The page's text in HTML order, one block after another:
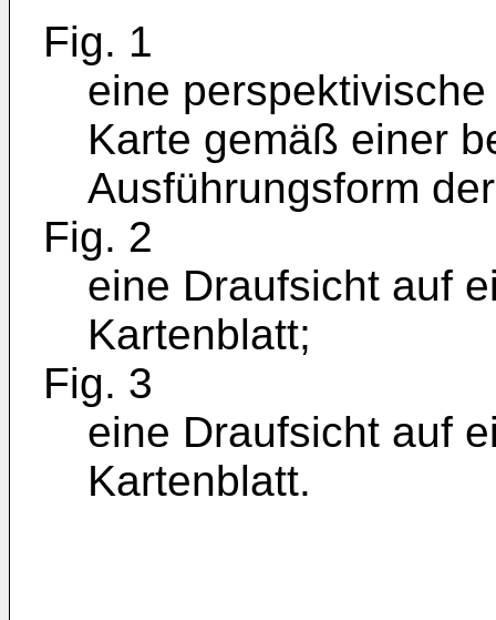
Fig. 1
eine
Karte gemäß einer
Ausführungsform
Fig. 2
eine Draufsicht auf
Kartenblatt;
Fig. 3
eine Draufsicht auf
Kartenblatt.